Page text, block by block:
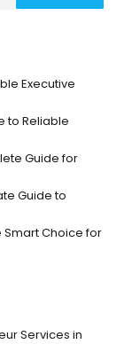
Executive
to Reliable
Guide for
Guide to
Smart Choice for
Services in